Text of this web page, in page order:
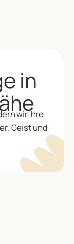
in
wir Ihre
Geist und